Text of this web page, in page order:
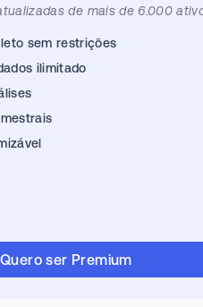
de mais de 6.000
sem restrições
ilimitado
Quero ser Premium